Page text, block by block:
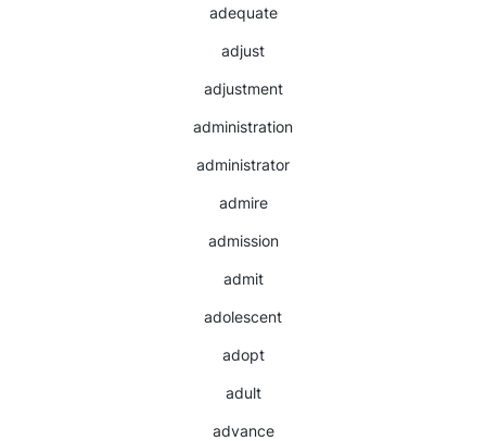
adequate
adjust
adjustment
administration
administrator
admire
admission
admit
adolescent
adopt
adult
advance